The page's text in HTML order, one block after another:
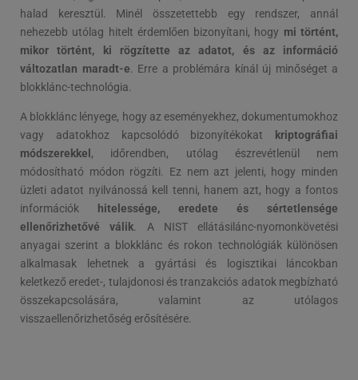
halad keresztül. Minél összetettebb egy rendszer, annál
nehezebb utólag hitelt érdemlően bizonyítani, hogy mi történt,
mikor történt, ki rögzítette az adatot, és az információ
változatlan maradt-e. Erre a problémára kínál új minőséget a
blokklánc-technológia.
A blokklánc lényege, hogy az eseményekhez, dokumentumokhoz
vagy adatokhoz kapcsolódó bizonyítékokat
kriptográfiai
módszerekkel , időrendben, utólag észrevétlenül nem
módosítható módon rögzíti. Ez nem azt jelenti, hogy minden
üzleti adatot nyilvánossá kell tenni, hanem azt, hogy a fontos
információk
hitelessége, eredete és sértetlensége
ellenőrizhetővé válik. A NIST ellátásilánc-nyomonkövetési
anyagai szerint a blokklánc és rokon technológiák különösen
alkalmasak lehetnek a gyártási és logisztikai láncokban
keletkező eredet-, tulajdonosi és tranzakciós adatok megbízható
összekapcsolására, valamint az utólagos
visszaellenőrizhetőség erősítésére.